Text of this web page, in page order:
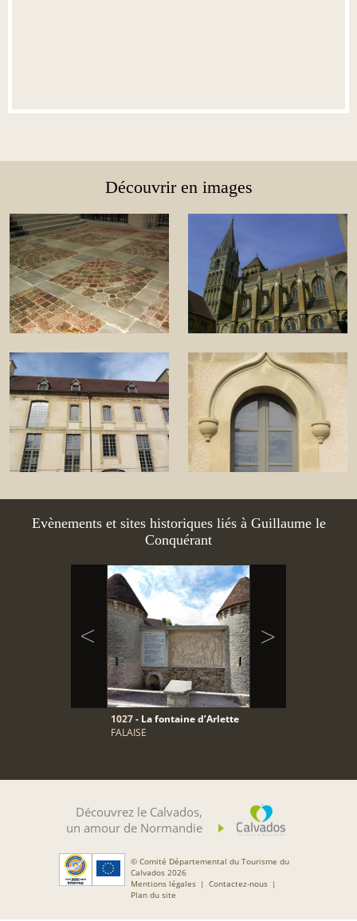
Découvrir en images
Evènements et sites historiques liés à Guillaume le
Conquérant
1027- La fontaine d’Arlette
FALAISE
Découvrez le Calvados,
un amour de Normandie
© Comité Départemental du Tourisme du
Calvados 2026
Mentions légales
Contactez-nous
Plan du site